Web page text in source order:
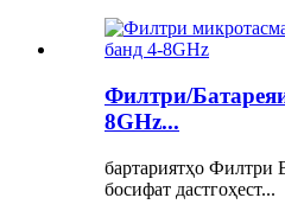
Филтри/
8GHz...
бартариятҳо Филтри
босифат дастгоҳест...